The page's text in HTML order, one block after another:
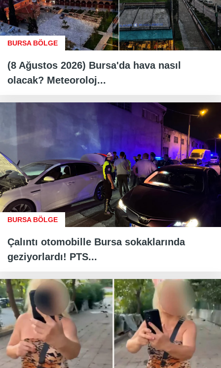
BURSA BÖLGE
(8 Ağustos 2026) Bursa'da hava nasıl
olacak? Meteoroloj...
BURSA BÖLGE
Çalıntı otomobille Bursa sokaklarında
geziyorlardı! PTS...